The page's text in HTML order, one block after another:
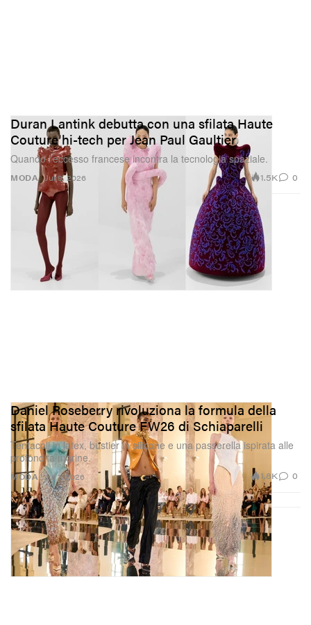
MODA
Duran Lantink debutta con una sfilata Haute
Couture hi-tech per Jean Paul Gaultier
Quando l’eccesso francese incontra la tecnologia spaziale.
Jul 9, 2026 1.5K 0
MODA
Daniel Roseberry rivoluziona la formula della
sfilata Haute Couture FW26 di Schiaparelli
Tentacoli in latex, bustier in silicone e una passerella ispirata alle
profondità marine.
Jul 7, 2026 1.8K 0